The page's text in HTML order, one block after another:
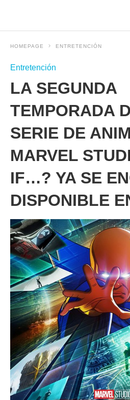
HOMEPAGE ENTRETENCIÓN
Entretención
LA SEGUNDA
TEMPORADA
SERIE DE
MARVEL
IF…? YA SE
DISPONIBLE